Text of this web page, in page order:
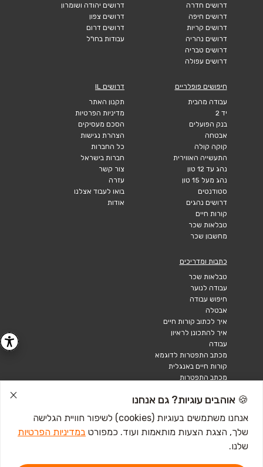
דרושים חדרה
דרושים חיפה
דרושים קריות
דרושים נהריה
דרושים טבריה
דרושים עפולה
דרושים יהודה ושומרון
דרושים צפון
דרושים דרום
עבודות בחו"ל
חיפושים פופלריים
עבודה מהבית
יד 2
בנק הפועלים
אבטחה
קוקה קולה
התעשייה האווירית
נהג עד 12 טון
נהג מעל 15 טון
סטודנטים
דרושים נהגים
קורות חיים
טבלאות שכר
מחשבון שכר
דרושים IL
תקנון האתר
מדיניות הפרטיות
הסכם מעסיקים
הצהרת נגישות
כל החברות
חברות בישראל
צור קשר
עזרה
בואו לעבוד אצלנו
אודות
כתבות ומדריכים
טבלאות שכר
עבודה לנוער
חיפוש עבודה
אבטלה
איך לכתוב קורות חיים
איך להתכונן לראיון
עבודה
מכתב התפטרות לדוגמא
קורות חיים באנגלית
מכתב התפטרות
🍪 אוהבים עוגיות? גם אנחנו
אנחנו משתמשים בעוגיות (cookies) לשיפור חוויית הגלישה
שלך, הצגת הצעות מותאמות ועוד. כמפורט במדיניות הפרטיות
שלנו.